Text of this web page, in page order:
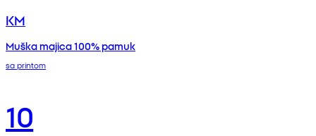
KM
Muška majica 100% pamuk
sa printom
10